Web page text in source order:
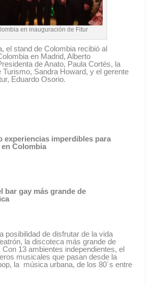
en inauguración de Fitur
el stand de Colombia recibió al
en Madrid, Alberto
de Anato, Paula Cortés, la
Turismo, Sandra Howard, y el gerente
Eduardo Osorio.
experiencias imperdibles para
Colombia
bar gay más grande de
posibilidad de disfrutar de la vida
la discoteca más grande de
13 ambientes independientes, el
musicales que pasan desde la
la música urbana, de los 80´s entre